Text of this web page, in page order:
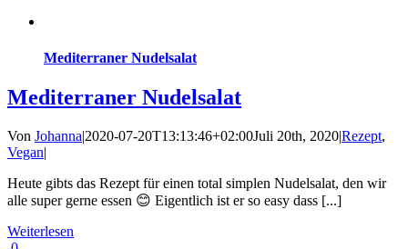
Mediterraner Nudelsalat
Mediterraner Nudelsalat
Von Johanna|2020-07-20T13:13:46+02:00Juli 20th, 2020|Rezept,
Vegan|
Heute gibts das Rezept für einen total simplen Nudelsalat, den wir
alle super gerne essen 😊 Eigentlich ist er so easy dass [...]
Weiterlesen